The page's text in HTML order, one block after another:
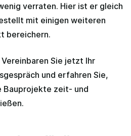
verraten. Hier ist er gleich
mit einigen weiteren
bereichern.
Sie jetzt Ihr
und erfahren Sie,
Bauprojekte zeit- und